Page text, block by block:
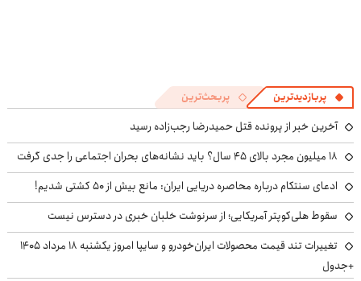
پربازدیدترین پربحث‌ترین
آخرین خبر از پرونده قتل حمیدرضا رجب‌زاده رسید
۱۸ میلیون مجرد بالای ۴۵ سال؟ باید نشانه‌های بحران اجتماعی را جدی گرفت
ادعای سنتکام درباره محاصره دریایی ایران: مانع بیش از ۵۰ کشتی شدیم!
سقوط هلی‌کوپتر آمریکایی؛ از سرنوشت خلبان خبری در دسترس نیست
تغییرات تند قیمت محصولات ایران‌خودرو و سایپا امروز یکشنبه ۱۸ مرداد ۱۴۰۵
+جدول